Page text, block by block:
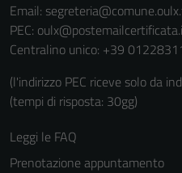
Email:
PEC:
Centralino unico: +39
(l'indirizzo PEC riceve solo da
(tempi di risposta: 30gg)
Leggi le FAQ
Prenotazione appuntamento